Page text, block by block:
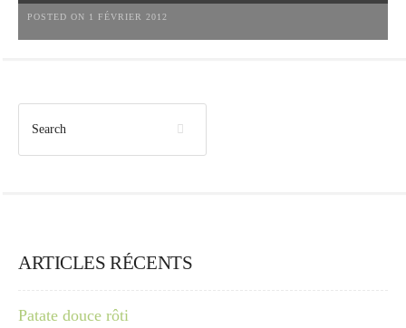
POSTED ON 1 FÉVRIER 2012
ARTICLES RÉCENTS
Patate douce rôti